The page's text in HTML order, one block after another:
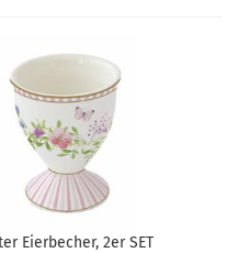
Eierbecher, 2er SET